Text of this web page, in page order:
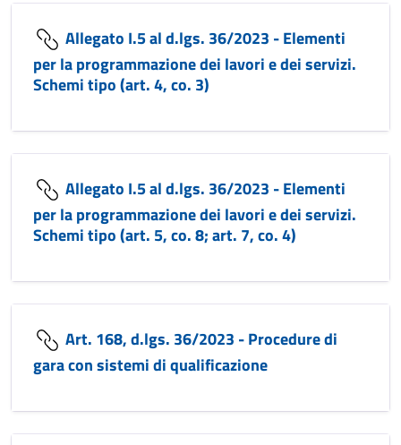
Allegato I.5 al d.lgs. 36/2023 - Elementi
per la programmazione dei lavori e dei servizi.
Schemi tipo (art. 4, co. 3)
Allegato I.5 al d.lgs. 36/2023 - Elementi
per la programmazione dei lavori e dei servizi.
Schemi tipo (art. 5, co. 8; art. 7, co. 4)
Art. 168, d.lgs. 36/2023 - Procedure di
gara con sistemi di qualificazione